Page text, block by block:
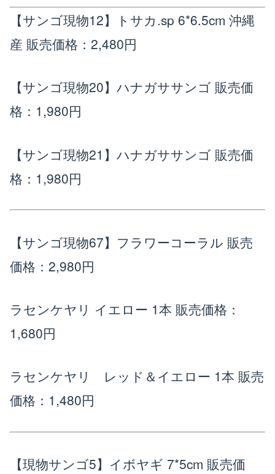
【サンゴ現物12】トサカ.sp 6*6.5cm 沖縄
産 販売価格：2,480円
【サンゴ現物20】ハナガササンゴ 販売価
格：1,980円
【サンゴ現物21】ハナガササンゴ 販売価
格：1,980円
【サンゴ現物67】フラワーコーラル 販売
価格：2,980円
ラセンケヤリ イエロー 1本 販売価格：
1,680円
ラセンケヤリ レッド＆イエロー 1本 販売
価格：1,480円
【現物サンゴ5】イボヤギ 7*5cm 販売価